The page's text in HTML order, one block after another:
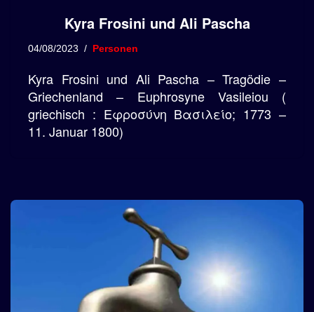
Kyra Frosini und Ali Pascha
04/08/2023 Personen
Kyra Frosini und Ali Pascha – Tragödie –
Griechenland – Euphrosyne Vasileiou (
griechisch : Εφροσύνη Βασιλείο; 1773 –
11. Januar 1800)